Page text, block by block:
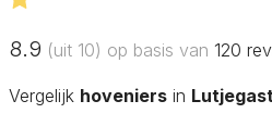
8.9 (uit 10) op basis van 120
Vergelijk hoveniers in Lutjegast